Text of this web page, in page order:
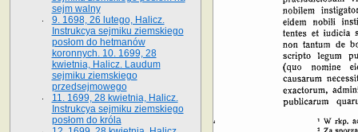
sejm walny
9. 1698, 26 lutego, Halicz.
Instrukcya sejmiku ziemskiego
posłom do hetmanów
koronnych. 10. 1699, 28
kwietnia, Halicz. Laudum
sejmiku ziemskiego
przedsejmowego
11. 1699, 28 kwietnia, Halicz.
Instrukcya sejmiku ziemskiego
posłom do króla